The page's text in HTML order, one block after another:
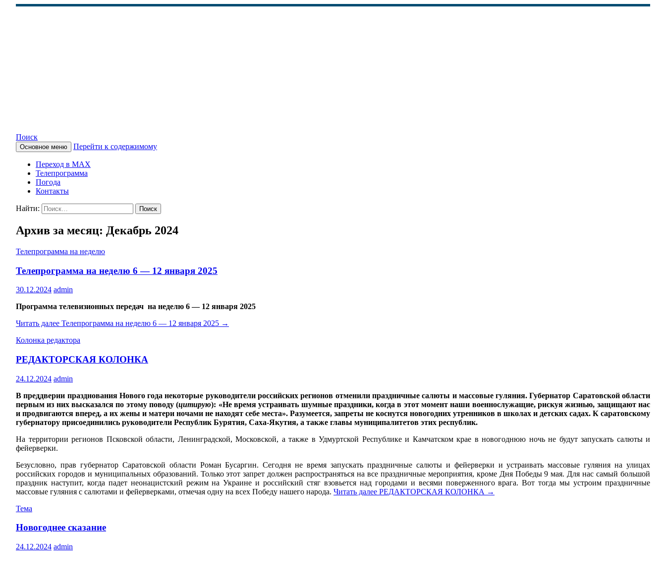
КАМЧАТСКОЕ ИНФОРМАЦИОННОЕ АГЕНТСТВО (КИА «ВЕСТИ»)
Поиск
Основное меню Перейти к содержимому
Переход в MAX
Телепрограмма
Погода
Контакты
Найти:
Архив за месяц: Декабрь 2024
Телепрограмма на неделю
Телепрограмма на неделю 6 — 12 января 2025
30.12.2024 admin
Программа телевизионных передач на неделю 6 — 12 января 2025
Читать далее Телепрограмма на неделю 6 — 12 января 2025 →
Колонка редактора
РЕДАКТОРСКАЯ КОЛОНКА
24.12.2024 admin
В преддверии празднования Нового года некоторые руководители российских регионов отменили праздничные салюты и массовые гуляния. Губернатор Саратовской области
первым из них высказался по этому поводу (цитирую): «Не время устраивать шумные праздники, когда в этот момент наши военнослужащие, рискуя жизнью, защищают нас
и продвигаются вперед, а их жены и матери ночами не находят себе места». Разумеется, запреты не коснутся новогодних утренников в школах и детских садах. К саратовскому
губернатору присоединились руководители Республик Бурятия, Саха-Якутия, а также главы муниципалитетов этих республик.
На территории регионов Псковской области, Ленинградской, Московской, а также в Удмуртской Республике и Камчатском крае в новогоднюю ночь не будут запускать салюты и
фейерверки.
Безусловно, прав губернатор Саратовской области Роман Бусаргин. Сегодня не время запускать праздничные салюты и фейерверки и устраивать массовые гуляния на улицах
российских городов и муниципальных образований. Только этот запрет должен распространяться на все праздничные мероприятия, кроме Дня Победы 9 мая. Для нас самый большой
праздник наступит, когда падет неонацистский режим на Украине и российский стяг взовьется над городами и весями поверженного врага. Вот тогда мы устроим праздничные
массовые гуляния с салютами и фейерверками, отмечая одну на всех Победу нашего народа. Читать далее РЕДАКТОРСКАЯ КОЛОНКА →
Тема
Новогоднее сказание
24.12.2024 admin